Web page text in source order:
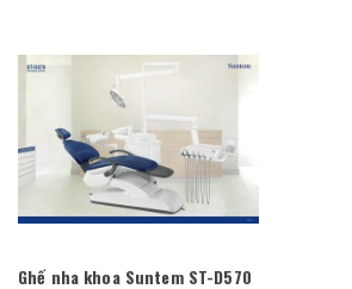
Ghế nha khoa Suntem ST-D570